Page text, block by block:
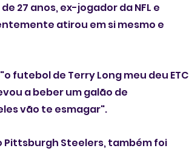
27 anos, ex-jogador da NFL e
atirou em si mesmo e
futebol de Terry Long meu deu ETC
a beber um galão de
vão te esmagar".
Pittsburgh Steelers, também foi